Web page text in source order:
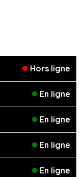
Hors ligne
En ligne
En ligne
En ligne
En ligne